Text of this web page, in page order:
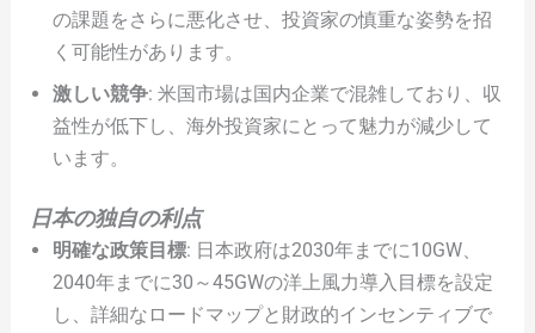
の課題をさらに悪化させ、投資家の慎重な姿勢を招
く可能性があります。
激しい競争: 米国市場は国内企業で混雑しており、収
益性が低下し、海外投資家にとって魅力が減少して
います。
日本の独自の利点
明確な政策目標: 日本政府は2030年までに10GW、
2040年までに30～45GWの洋上風力導入目標を設定
し、詳細なロードマップと財政的インセンティブで